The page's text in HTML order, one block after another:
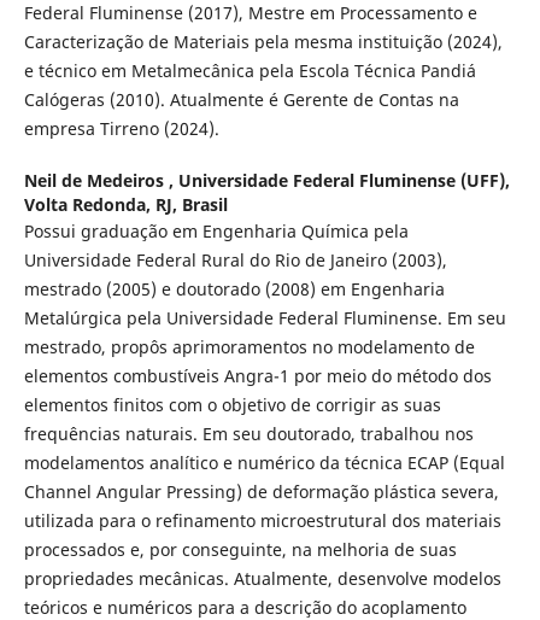
Federal Fluminense (2017), Mestre em Processamento e
Caracterização de Materiais pela mesma instituição (2024),
e técnico em Metalmecânica pela Escola Técnica Pandiá
Calógeras (2010). Atualmente é Gerente de Contas na
empresa Tirreno (2024).
Neil de Medeiros , Universidade Federal Fluminense (UFF),
Volta Redonda, RJ, Brasil
Possui graduação em Engenharia Química pela
Universidade Federal Rural do Rio de Janeiro (2003),
mestrado (2005) e doutorado (2008) em Engenharia
Metalúrgica pela Universidade Federal Fluminense. Em seu
mestrado, propôs aprimoramentos no modelamento de
elementos combustíveis Angra-1 por meio do método dos
elementos finitos com o objetivo de corrigir as suas
frequências naturais. Em seu doutorado, trabalhou nos
modelamentos analítico e numérico da técnica ECAP (Equal
Channel Angular Pressing) de deformação plástica severa,
utilizada para o refinamento microestrutural dos materiais
processados e, por conseguinte, na melhoria de suas
propriedades mecânicas. Atualmente, desenvolve modelos
teóricos e numéricos para a descrição do acoplamento